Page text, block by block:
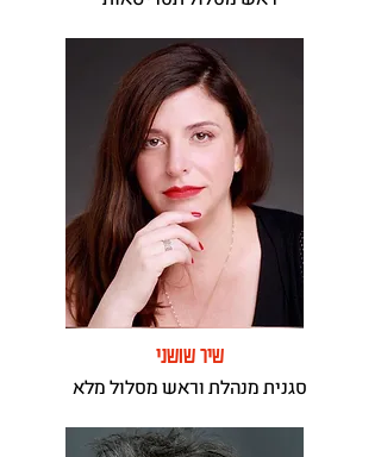
שיר שושני
סגנית מנהלת וראש מסלול מלא